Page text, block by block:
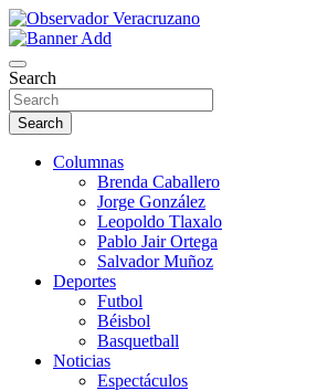
Skip
to
content
Observador Veracruzano
Search
Search
Columnas
Brenda Caballero
Jorge González
Leopoldo Tlaxalo
Pablo Jair Ortega
Salvador Muñoz
Deportes
Futbol
Béisbol
Basquetball
Noticias
Espectáculos